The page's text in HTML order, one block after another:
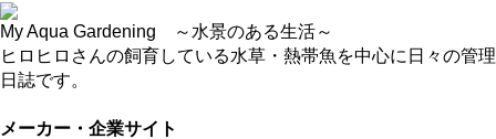
My Aqua Gardening ～水景のある生活～
ヒロヒロさんの飼育している水草・熱帯魚を中心に日々の管理
日誌です。
メーカー・企業サイト